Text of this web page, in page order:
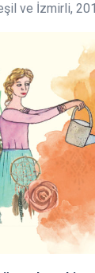
ve İzmirli,